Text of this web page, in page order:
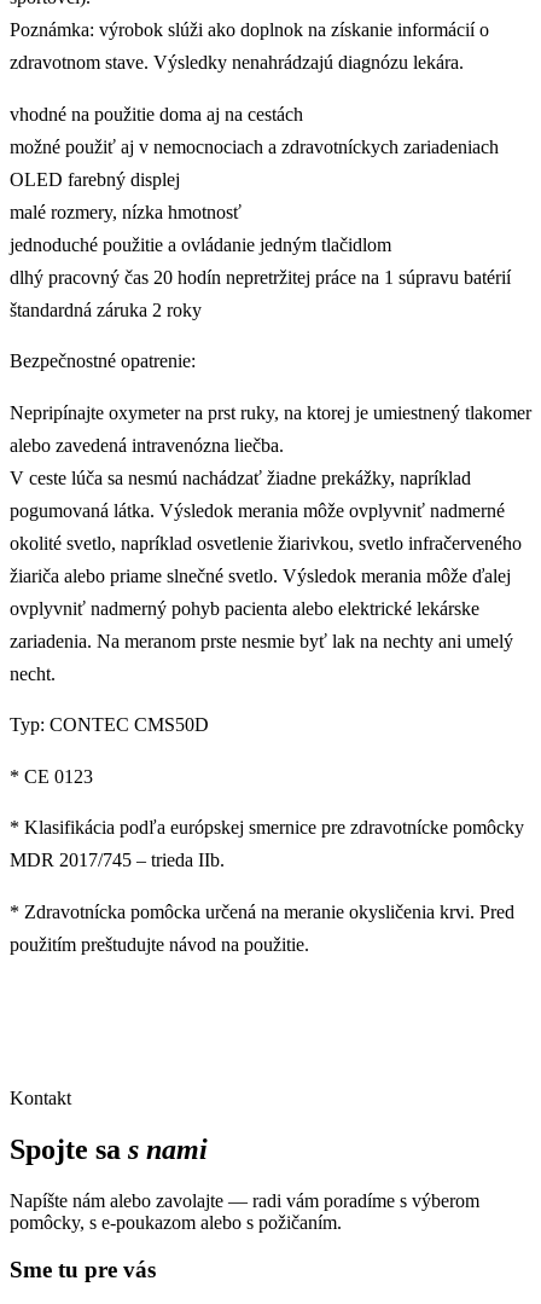
Poznámka: výrobok slúži ako doplnok na získanie informácií o
zdravotnom stave. Výsledky nenahrádzajú diagnózu lekára.
vhodné na použitie doma aj na cestách
možné použiť aj v nemocnociach a zdravotníckych zariadeniach
OLED farebný displej
malé rozmery, nízka hmotnosť
jednoduché použitie a ovládanie jedným tlačidlom
dlhý pracovný čas 20 hodín nepretržitej práce na 1 súpravu batérií
štandardná záruka 2 roky
Bezpečnostné opatrenie:
Nepripínajte oxymeter na prst ruky, na ktorej je umiestnený tlakomer
alebo zavedená intravenózna liečba.
V ceste lúča sa nesmú nachádzať žiadne prekážky, napríklad
pogumovaná látka. Výsledok merania môže ovplyvniť nadmerné
okolité svetlo, napríklad osvetlenie žiarivkou, svetlo infračerveného
žiariča alebo priame slnečné svetlo. Výsledok merania môže ďalej
ovplyvniť nadmerný pohyb pacienta alebo elektrické lekárske
zariadenia. Na meranom prste nesmie byť lak na nechty ani umelý
necht.
Typ: CONTEC CMS50D
* CE 0123
* Klasifikácia podľa európskej smernice pre zdravotnícke pomôcky
MDR 2017/745 – trieda IIb.
* Zdravotnícka pomôcka určená na meranie okysličenia krvi. Pred
použitím preštudujte návod na použitie.
Kontakt
Spojte sa s nami
Napíšte nám alebo zavolajte — radi vám poradíme s výberom
pomôcky, s e-poukazom alebo s požičaním.
Sme tu pre vás